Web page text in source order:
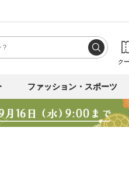
ク
ファッション・スポーツ